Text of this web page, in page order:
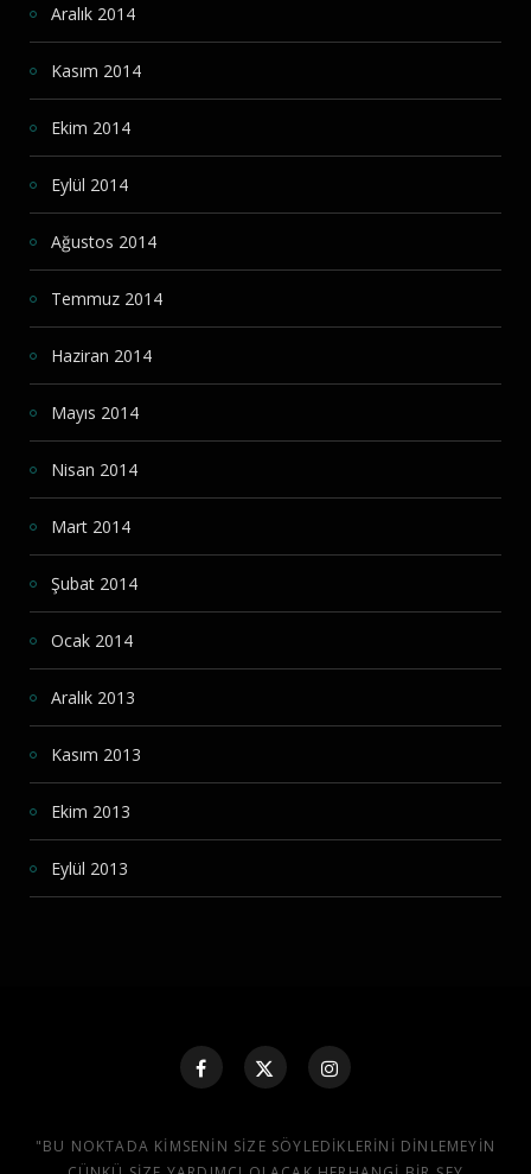
Aralık 2014
Kasım 2014
Ekim 2014
Eylül 2014
Ağustos 2014
Temmuz 2014
Haziran 2014
Mayıs 2014
Nisan 2014
Mart 2014
Şubat 2014
Ocak 2014
Aralık 2013
Kasım 2013
Ekim 2013
Eylül 2013
"BU NOKTADA KIMSENIN SIZE SÖYLEDIKLERINI DINLEMEYIN